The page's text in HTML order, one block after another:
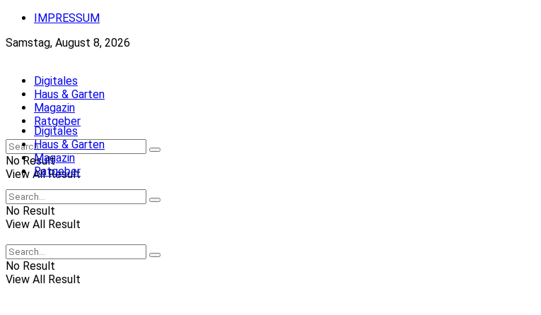
IMPRESSUM
Samstag, August 8, 2026
Digitales
Haus & Garten
Magazin
Ratgeber
No Result
View All Result
Digitales
Haus & Garten
Magazin
Ratgeber
No Result
View All Result
No Result
View All Result